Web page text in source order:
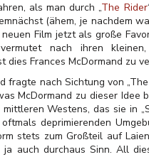
als man durch „The Rider
(ähem, je nachdem
Film jetzt als große
nach ihren kleinen,
Frances McDormand zu
nach Sichtung von
McDormand zu dieser Idee
Westens, das sie in
deprimierenden
stets zum Großteil auf
auch durchaus Sinn. All